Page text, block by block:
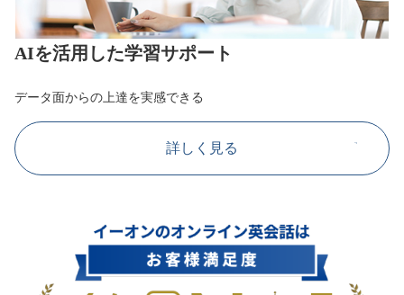
AIを活用した学習サポート
データ面からの上達を実感できる
詳しく見る